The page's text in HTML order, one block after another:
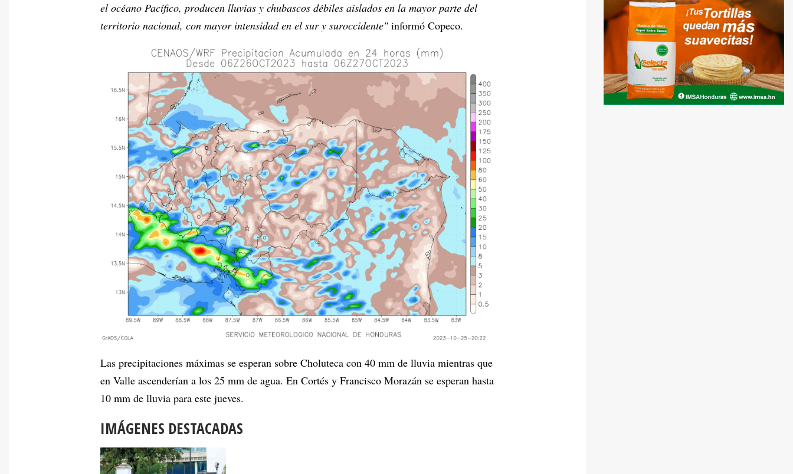
el océano Pacífico, producen lluvias y chubascos débiles aislados en la mayor parte del
territorio nacional, con mayor intensidad en el sur y suroccidente" informó Copeco.
Las precipitaciones máximas se esperan sobre Choluteca con 40 mm de lluvia mientras que
en Valle ascenderían a los 25 mm de agua. En Cortés y Francisco Morazán se esperan hasta
10 mm de lluvia para este jueves.
IMÁGENES DESTACADAS